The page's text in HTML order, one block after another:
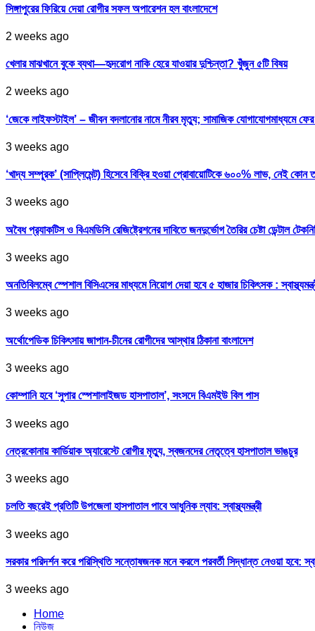
সিঙ্গাপুরের ফিরিয়ে দেয়া রোগীর সফল অপারেশন হল বাংলাদেশে
2 weeks ago
খেলার মাঝখানে বুকে ব্যথা—হৃদরোগ নাকি হেরে যাওয়ার দুশ্চিন্তা? খুঁজুন ৫টি বিষয়
2 weeks ago
‘জেকে লাইফস্টাইল’ – জীবন বদলানোর নামে নীরব মৃত্যু; সামাজিক যোগাযোগমাধ্যমে
3 weeks ago
‘খাদ্য সম্পূরক’ (সাপ্লিমেন্ট) হিসেবে বিক্রি হওয়া প্রোবায়োটিকে ৬০০% লাভ, নেই কোন
3 weeks ago
অবৈধ প্র‍্যাকটিস ও বিএমডিসি রেজিষ্ট্রেশনের দাবিতে জনদুর্ভোগ তৈরির চেষ্টা ডেন্টাল
3 weeks ago
অনতিবিলম্বে স্পেশাল বিসিএসের মাধ্যমে নিয়োগ দেয়া হবে ৫ হাজার চিকিৎসক :
3 weeks ago
অর্থোপেডিক চিকিৎসায় জাপান-চীনের রোগীদের আস্থার ঠিকানা বাংলাদেশ
3 weeks ago
কোম্পানি হবে ‘সুপার স্পেশালাইজড হাসপাতাল’, সংসদে বিএমইউ বিল পাস
3 weeks ago
নেত্রকোনায় কার্ডিয়াক অ্যারেস্টে রোগীর মৃত্যু, স্বজনদের নেতৃত্বে হাসপাতাল ভাঙচুর
3 weeks ago
চলতি বছরেই প্রতিটি উপজেলা হাসপাতাল পাবে আধুনিক ল্যাব: স্বাস্থ্যমন্ত্রী
3 weeks ago
সরকার পরিদর্শন করে পরিস্থিতি সন্তোষজনক মনে করলে পরবর্তী সিদ্ধান্ত নেওয়া হবে:
3 weeks ago
Home
নিউজ